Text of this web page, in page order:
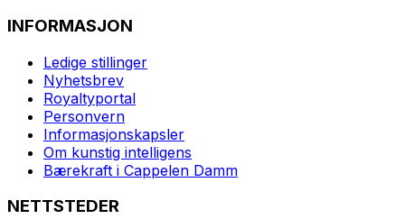
INFORMASJON
Ledige stillinger
Nyhetsbrev
Royaltyportal
Personvern
Informasjonskapsler
Om kunstig intelligens
Bærekraft i Cappelen Damm
NETTSTEDER